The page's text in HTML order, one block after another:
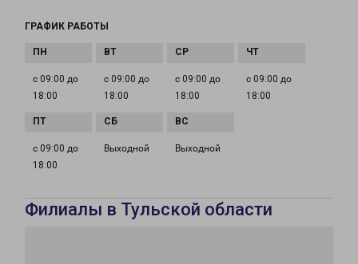
ГРАФИК РАБОТЫ
с 09:00 до
18:00
с 09:00 до
18:00
с 09:00 до
18:00
с 09:00 до
18:00
с 09:00 до
18:00
Выходной Выходной
Филиалы в Тульской области